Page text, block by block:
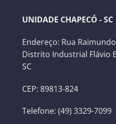
UNIDADE CHAPECÓ - SC
Endereço: Rua
Distrito Industrial Flávio
SC
CEP: 89813-824
Telefone: (49) 3329-7099